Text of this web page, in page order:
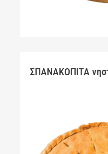
ΣΠΑΝΑΚΟΠΙΤΑ